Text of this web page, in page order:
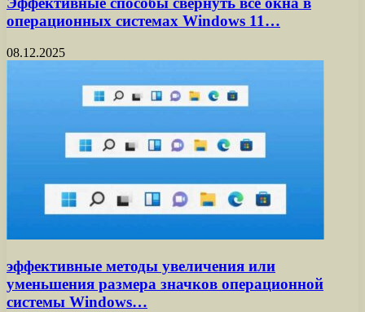
операционных системах Windows 11…
08.12.2025
эффективные методы увеличения или
уменьшения размера значков операционной
системы Windows…